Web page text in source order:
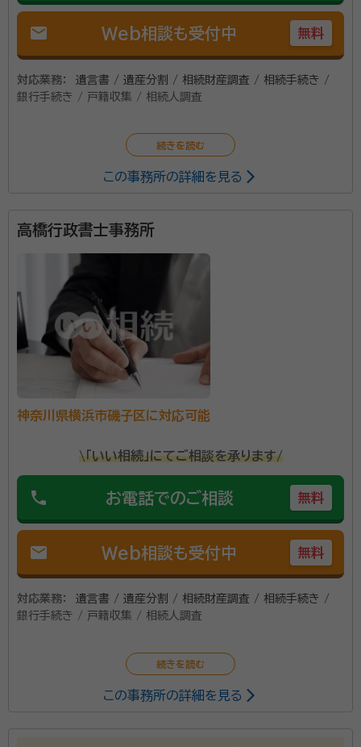
最大の喜びです。
mail Web相談も受付中 無料
対応業務：
遺言書 / 遺産分割 / 相続財産調査 / 相続手続き /
銀行手続き / 戸籍収集 / 相続人調査
この事務所の詳細を見る
高橋行政書士事務所
神奈川県横浜市磯子区に対応可能
\「いい相続」にてご相談を承ります/
phone お電話でのご相談 無料
mail Web相談も受付中 無料
対応業務：
遺言書 / 遺産分割 / 相続財産調査 / 相続手続き /
銀行手続き / 戸籍収集 / 相続人調査
この事務所の詳細を見る